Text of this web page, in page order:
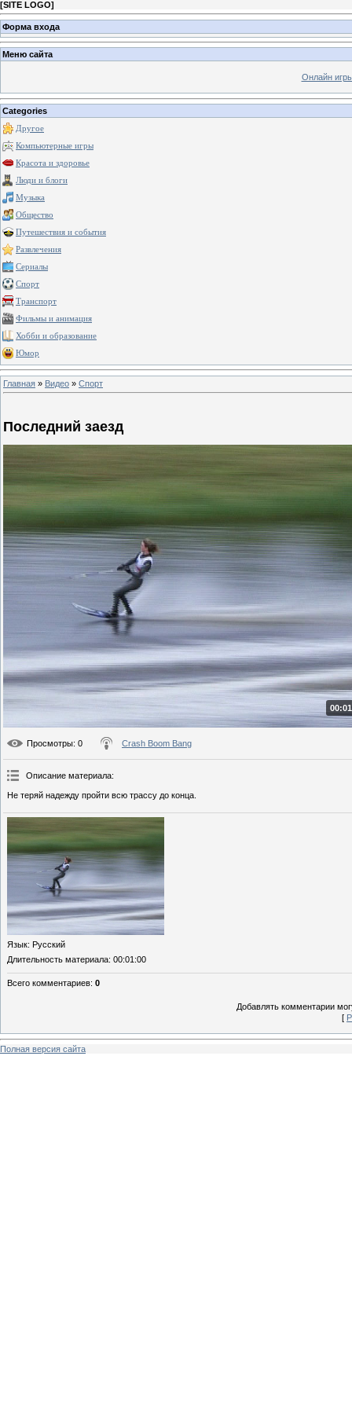
[SITE LOGO]
Форма входа
Меню сайта
Онлайн
Categories
Другое
Компьютерные игры
Красота и здоровье
Люди и блоги
Музыка
Общество
Путешествия и события
Развлечения
Сериалы
Спорт
Транспорт
Фильмы и анимация
Хобби и образование
Юмор
Главная » Видео » Спорт
Последний заезд
Просмотры: 0 Crash Boom Bang
Описание материала:
Не теряй надежду пройти всю трассу до конца.
Язык: Русский
Длительность материала: 00:01:00
Всего комментариев: 0
Добавлять комментарии
[
Полная версия сайта